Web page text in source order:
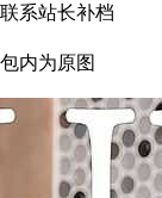
系站长补档
内为原图